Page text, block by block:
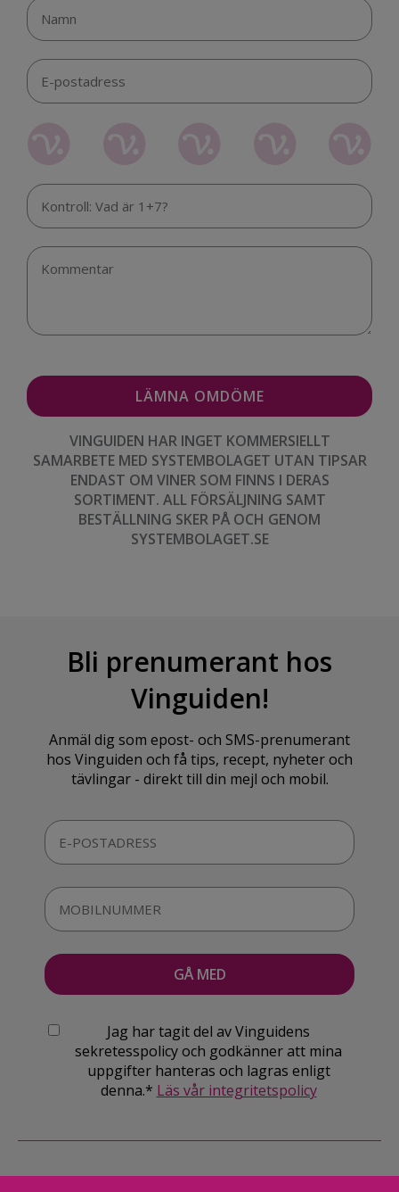
VINGUIDEN HAR INGET KOMMERSIELLT
SAMARBETE MED SYSTEMBOLAGET UTAN TIPSAR
ENDAST OM VINER SOM FINNS I DERAS
SORTIMENT. ALL FÖRSÄLJNING SAMT
BESTÄLLNING SKER PÅ OCH GENOM
SYSTEMBOLAGET.SE
Bli prenumerant hos
Vinguiden!
Anmäl dig som epost- och SMS-prenumerant
hos Vinguiden och få tips, recept, nyheter och
tävlingar - direkt till din mejl och mobil.
Jag har tagit del av Vinguidens
sekretesspolicy och godkänner att mina
uppgifter hanteras och lagras enligt
denna.* Läs vår integritetspolicy